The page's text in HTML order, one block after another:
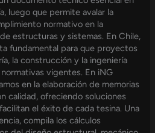
luego que permite avalar la
normativo en la
estructuras y sistemas. En Chile,
fundamental para que proyectos
la construcción y la ingeniería
vigentes. En iNG
en la elaboración de memorias
calidad, ofreciendo soluciones
el éxito de cada tesina. Una
compila los cálculos